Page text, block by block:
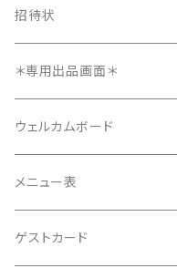
正方形タイプ
招待状
メニュー表
8ページ
12ページ
正方形タイプ
招待状
＊専用出品画面＊
ウェルカムボード
メニュー表
ゲストカード